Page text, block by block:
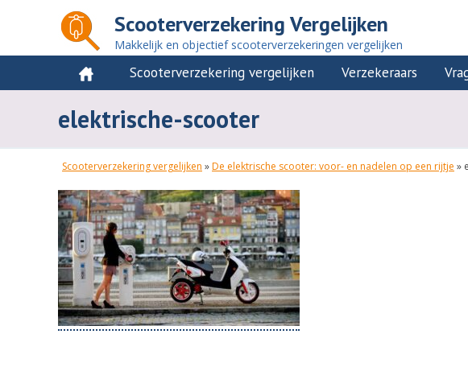
Scooterverzekering Vergelijken
Makkelijk en objectief scooterverzekeringen vergelijken
Scooterverzekering vergelijken Verzekeraars
elektrische-scooter
Scooterverzekering vergelijken »De elektrische scooter: voor- en nadelen op een rijtje »